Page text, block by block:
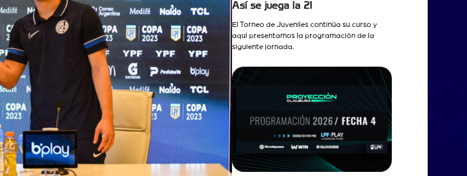
Así se juega la 21
El Torneo de Juveniles continúa su curso y
aquí presentamos la programación de la
siguiente jornada.